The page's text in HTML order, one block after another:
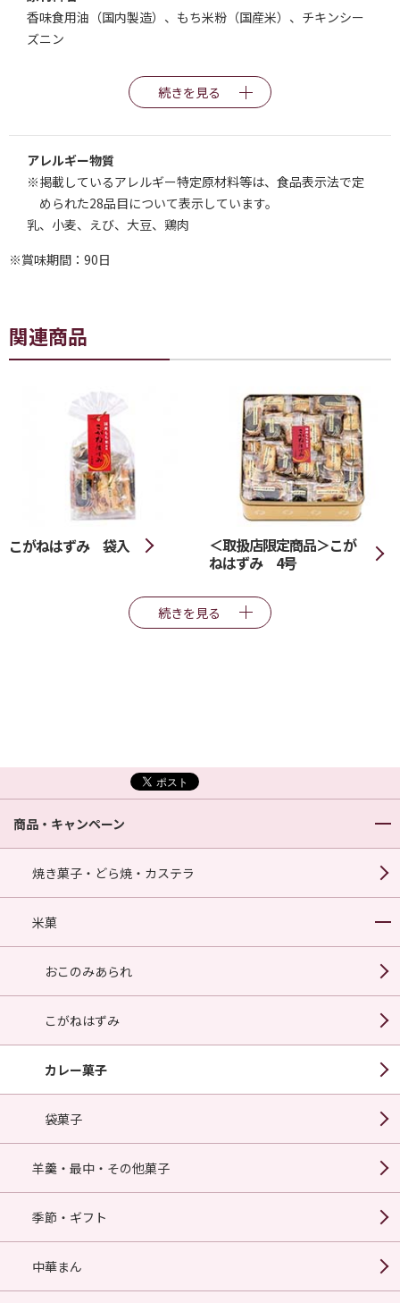
香味食用油（国内製造）、もち米粉（国産米）、チキンシー
ズニン
続きを見る
アレルギー物質
※掲載しているアレルギー特定原材料等は、食品表示法で定
められた28品目について表示しています。
乳、小麦、えび、大豆、鶏肉
※賞味期間：90日
関連商品
こがねはずみ 袋入
＜取扱店限定商品＞こが
ねはずみ 4号
続きを見る
商品・キャンペーン
焼き菓子・どら焼・カステラ
米菓
おこのみあられ
こがねはずみ
カレー菓子
袋菓子
羊羹・最中・その他菓子
季節・ギフト
中華まん